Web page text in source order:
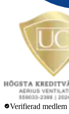
Verifierad medlem